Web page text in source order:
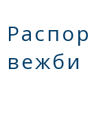
вежби